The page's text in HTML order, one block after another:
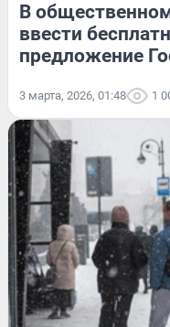
В
ввести
предложение
3 марта, 2026, 01:48 1